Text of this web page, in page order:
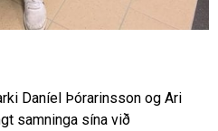
Daníel Þórarinsson og Ari
samninga sína við